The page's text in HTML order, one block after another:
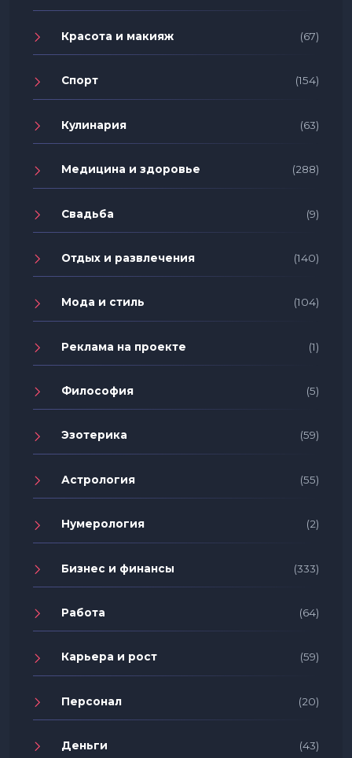
Красота и макияж (67)
Спорт (154)
Кулинария (63)
Медицина и здоровье (288)
Свадьба (9)
Отдых и развлечения (140)
Мода и стиль (104)
Реклама на проекте (1)
Философия (5)
Эзотерика (59)
Астрология (55)
Нумерология (2)
Бизнес и финансы (333)
Работа (64)
Карьера и рост (59)
Персонал (20)
Деньги (43)